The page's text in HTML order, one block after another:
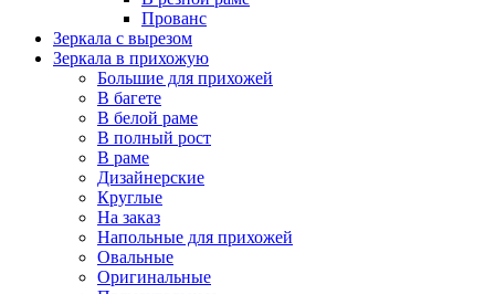
Прованс
Зеркала с вырезом
Зеркала в прихожую
Большие для прихожей
В багете
В белой раме
В полный рост
В раме
Дизайнерские
Круглые
На заказ
Напольные для прихожей
Овальные
Оригинальные